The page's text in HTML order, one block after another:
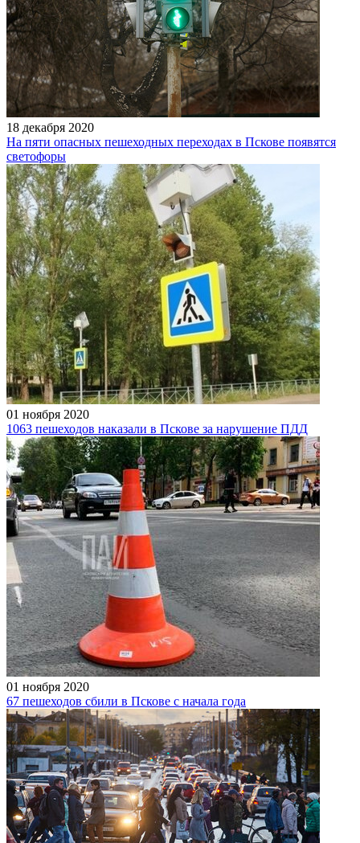
18 декабря 2020
На пяти опасных пешеходных переходах в Пскове появятся
светофоры
01 ноября 2020
1063 пешеходов наказали в Пскове за нарушение ПДД
01 ноября 2020
67 пешеходов сбили в Пскове с начала года